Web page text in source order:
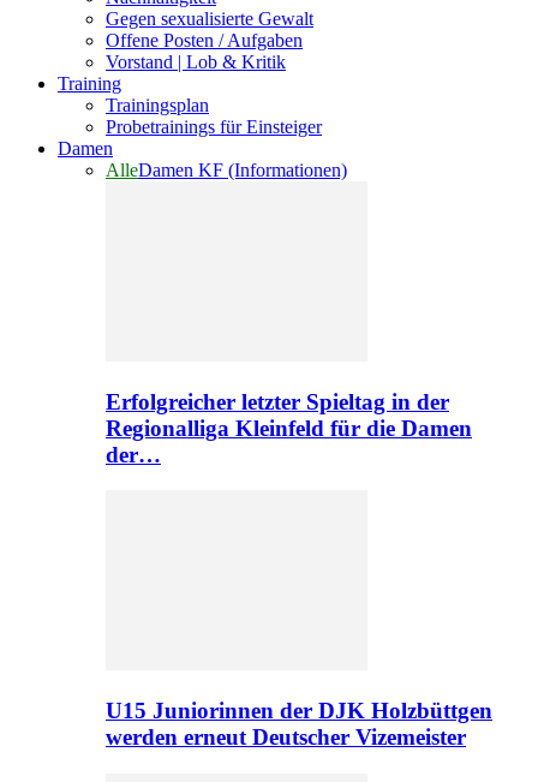
Gegen sexualisierte Gewalt
Offene Posten / Aufgaben
Vorstand | Lob & Kritik
Training
Trainingsplan
Probetrainings für Einsteiger
Damen
AlleDamen KF (Informationen)
Erfolgreicher letzter Spieltag in der
Regionalliga Kleinfeld für die Damen
der…
U15 Juniorinnen der DJK Holzbüttgen
werden erneut Deutscher Vizemeister